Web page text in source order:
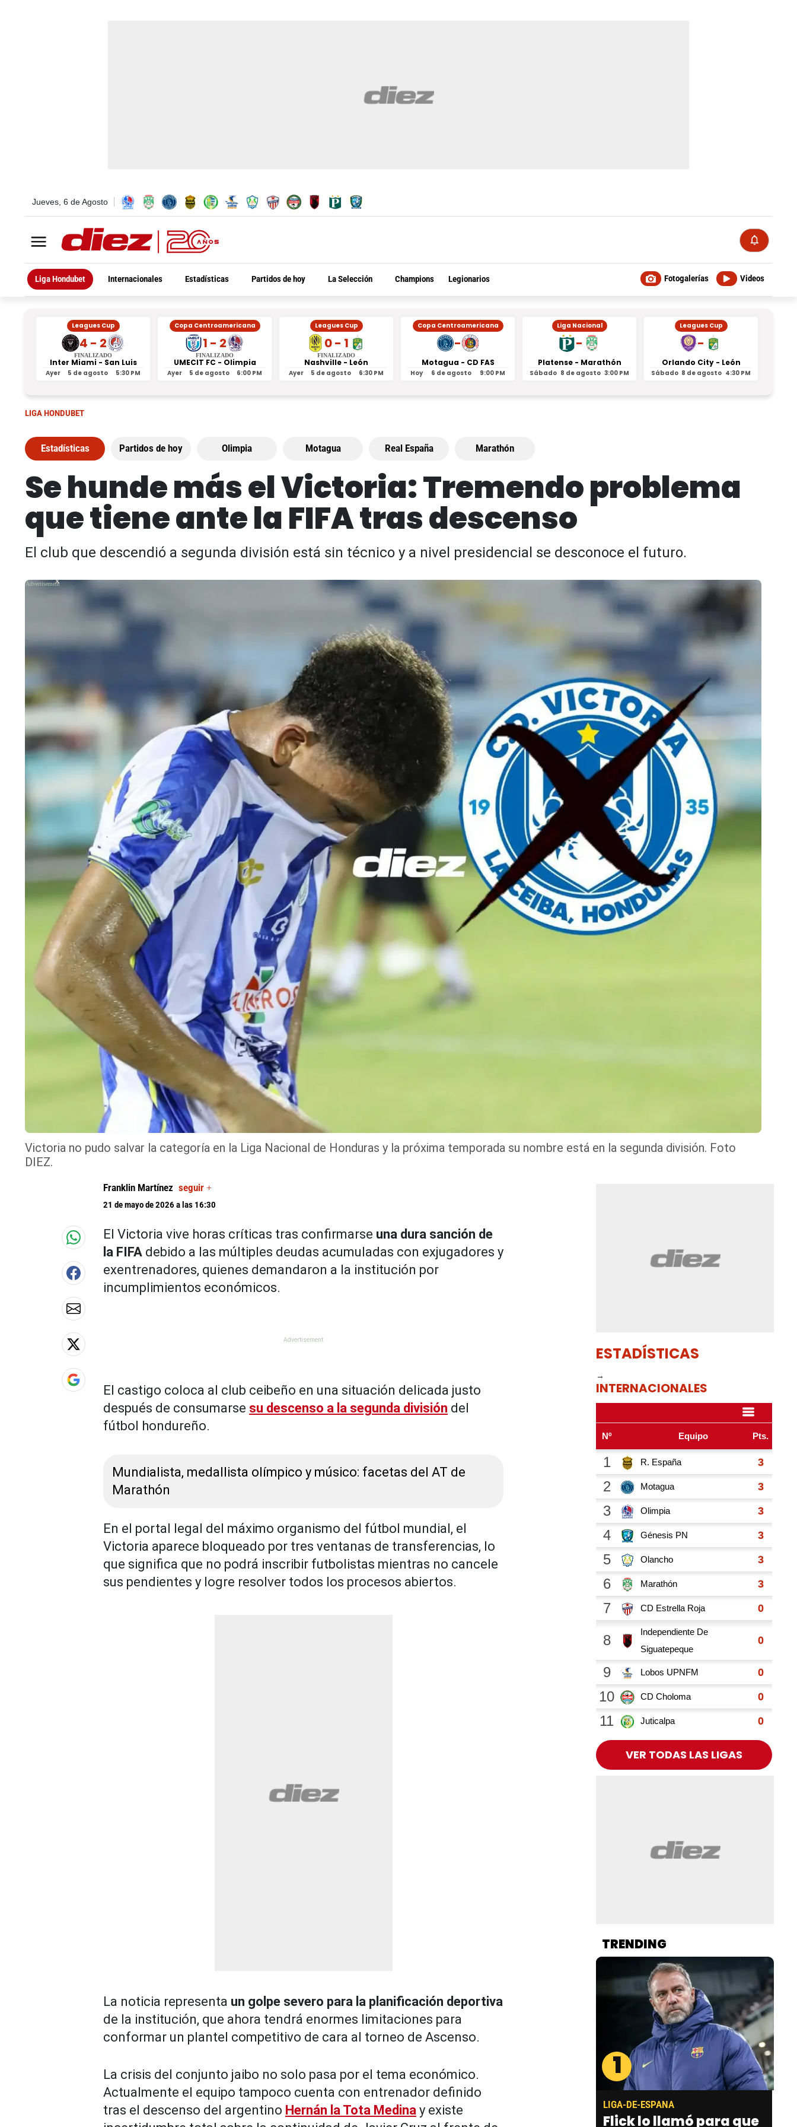
Jueves, 6 de Agosto
Liga Hondubet Internacionales Estadísticas Partidos de hoy La Selección Champions Legionarios Videos
Fotogalerías
Leagues Cup
4 - 2
FINALIZADO
Inter Miami - San Luis
Ayer 5 de agosto 5:30 PM
Copa Centroamericana
1 - 2
FINALIZADO
UMECIT FC - Olimpia
Ayer 5 de agosto 6:00 PM
Leagues Cup
0 - 1
FINALIZADO
Nashville - León
Ayer 5 de agosto 6:30 PM
Copa Centroamericana
-
Motagua - CD FAS
Hoy 6 de agosto 9:00 PM
Liga Nacional
-
Platense - Marathón
Sábado 8 de agosto 3:00 PM
Leagues Cup
-
Orlando City - León
Sábado 8 de agosto 4:30 PM
LIGA HONDUBET
Estadísticas Partidos de hoy Olimpia Motagua Real España Marathón
Se hunde más el Victoria: Tremendo problema
que tiene ante la FIFA tras descenso
El club que descendió a segunda división está sin técnico y a nivel presidencial se desconoce el futuro.
Victoria no pudo salvar la categoría en la Liga Nacional de Honduras y la próxima temporada su nombre está en la segunda división. Foto
DIEZ.
X
Franklin Martínez seguir +
21 de mayo de 2026 a las 16:30
El Victoria vive horas críticas tras confirmarse una dura sanción de
la FIFA debido a las múltiples deudas acumuladas con exjugadores y
exentrenadores, quienes demandaron a la institución por
incumplimientos económicos.
El castigo coloca al club ceibeño en una situación delicada justo
después de consumarse su descenso a la segunda división del
fútbol hondureño.
Mundialista, medallista olímpico y músico: facetas del AT de
Marathón
En el portal legal del máximo organismo del fútbol mundial, el
Victoria aparece bloqueado por tres ventanas de transferencias, lo
que significa que no podrá inscribir futbolistas mientras no cancele
sus pendientes y logre resolver todos los procesos abiertos.
La noticia representa un golpe severo para la planificación deportiva
de la institución, que ahora tendrá enormes limitaciones para
conformar un plantel competitivo de cara al torneo de Ascenso.
La crisis del conjunto jaibo no solo pasa por el tema económico.
Actualmente el equipo tampoco cuenta con entrenador definido
tras el descenso del argentino Hernán la Tota Medina y existe
ESTADÍSTICAS
→
INTERNACIONALES
VER TODAS LAS LIGAS
TRENDING
1
LIGA-DE-ESPANA
Flick lo llamó para que